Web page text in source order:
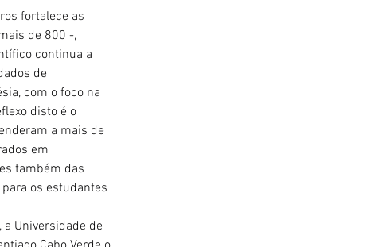
fortalece as
de 800 -,
continua a
de
com o foco na
disto é o
a mais de
em
também das
os estudantes
Universidade de